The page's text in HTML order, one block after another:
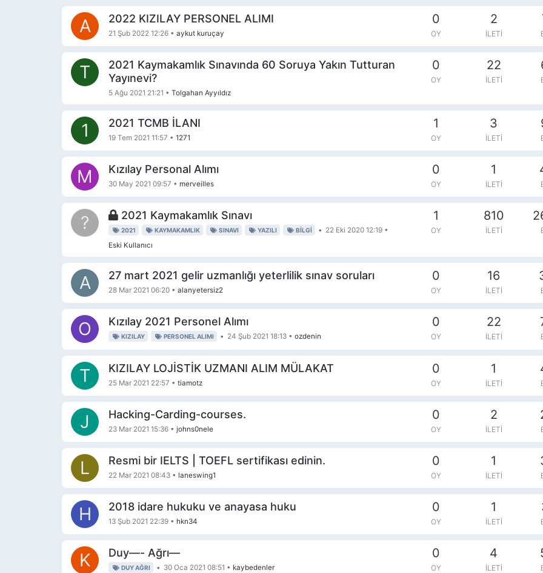
A 2022 KIZILAY PERSONEL ALIMI
21 Şub 2022 12:26 • aykut kuruçay
0
OY
2
İLETI
T
2021 Kaymakamlık Sınavında 60 Soruya Yakın Tutturan
Yayınevi?
5 Ağu 2021 21:21 • Tolgahan Ayyıldız
0
OY
22
İLETI
1 2021 TCMB İLANI
19 Tem 2021 11:57 • 1271
1
OY
3
İLETI
M Kızılay Personal Alımı
30 May 2021 09:57 • merveilles
0
OY
1
İLETI
? 2021 Kaymakamlık Sınavı
2021 KAYMAKAMLIK SINAVI YAZILI BILGI • 22 Eki 2020 12:19 •
Eski Kullanıcı
1
OY
810
İLETI
A 27 mart 2021 gelir uzmanlığı yeterlilik sınav soruları
28 Mar 2021 06:20 • alanyetersiz2
0
OY
16
İLETI
O Kızılay 2021 Personel Alımı
KIZILAY PERSONEL ALIMI • 24 Şub 2021 18:13 • ozdenin
0
OY
22
İLETI
T KIZILAY LOJİSTİK UZMANI ALIM MÜLAKAT
25 Mar 2021 22:57 • tiamotz
0
OY
1
İLETI
J Hacking-Carding-courses.
23 Mar 2021 15:36 • johns0nele
0
OY
2
İLETI
L Resmi bir IELTS | TOEFL sertifikası edinin.
22 Mar 2021 08:43 • laneswing1
0
OY
1
İLETI
H 2018 idare hukuku ve anayasa huku
13 Şub 2021 22:39 • hkn34
0
OY
1
İLETI
K Duy—- Ağrı—
DUY AĞRI • 30 Oca 2021 08:51 • kaybedenler
0
OY
4
İLETI